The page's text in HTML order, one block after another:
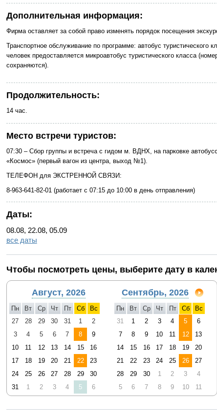
Дополнительная информация:
Фирма оставляет за собой право изменять порядок посещения
Транспортное обслуживание по программе: автобус туристического
человек предоставляется микроавтобус туристического класса
сохраняются).
Продолжительность:
14 час.
Место встречи туристов:
07:30 – Сбор группы и встреча с гидом м. ВДНХ, на парковке
«Космос» (первый вагон из центра, выход №1).
ТЕЛЕФОН для ЭКСТРЕННОЙ СВЯЗИ:
8-963-641-82-01 (работает с 07:15 до 10:00 в день отправления)
Даты:
08.08, 22.08, 05.09
все даты
Чтобы посмотреть цены, выберите дату в
Август, 2026
Пн Вт Ср Чт Пт Сб
Вс
27
28 29 30 31 1
2
3
4 5 6 7 8
9
10
11 12 13 14 15
16
17
18 19 20 21 22
23
24
25 26 27 28 29
30
31
1 2 3 4 5 6
Сентябрь, 2026
Пн Вт Ср Чт Пт Сб
Вс
31
1 2 3 4 5
6
7
8 9 10 11 12
13
14
15 16 17 18 19
20
21
22 23 24 25 26
27
28
29 30 1 2 3
4
5
6 7 8 9 10 11